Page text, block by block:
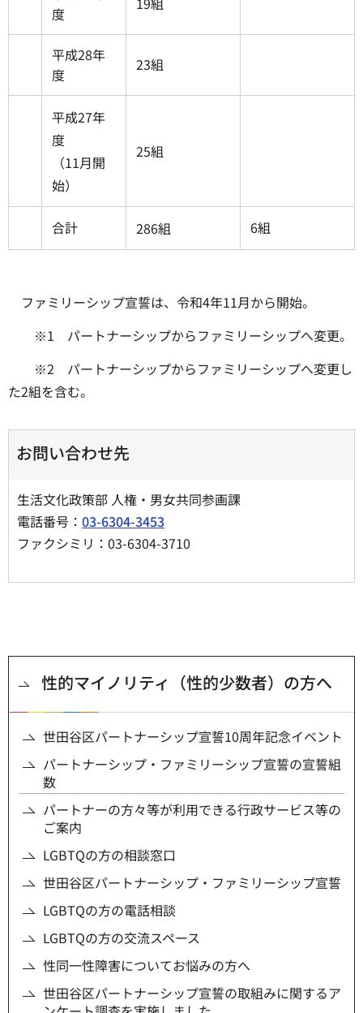
度
平成28年
度
23組
平成27年
度
（11月開
始）
25組
合計 286組 6組
ファミリーシップ宣誓は、令和4年11月から開始。
※1 パートナーシップからファミリーシップへ変更。
※2 パートナーシップからファミリーシップへ変更し
た2組を含む。
お問い合わせ先
生活文化政策部 人権・男女共同参画課
電話番号： 03-6304-3453
ファクシミリ：03-6304-3710
性的マイノリティ（性的少数者）の方へ
世田谷区パートナーシップ宣誓10周年記念イベント
パートナーシップ・ファミリーシップ宣誓の宣誓組
数
パートナーの方々等が利用できる行政サービス等の
ご案内
LGBTQの方の相談窓口
世田谷区パートナーシップ・ファミリーシップ宣誓
LGBTQの方の電話相談
LGBTQの方の交流スペース
性同一性障害についてお悩みの方へ
世田谷区パートナーシップ宣誓の取組みに関するア